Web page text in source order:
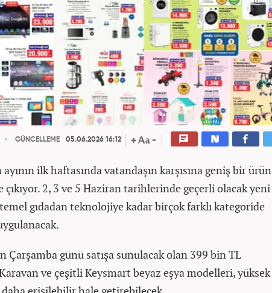
GÜNCELLEME 05.06.2026 16:12
ilk haftasında vatandaşın karşısına geniş bir ürün
çıkıyor. 2, 3 ve 5 Haziran tarihlerinde geçerli olacak yeni
gıdadan teknolojiye kadar birçok farklı kategoride
Çarşamba günü satışa sunulacak olan 399 bin TL
ve çeşitli Keysmart beyaz eşya modelleri, yüksek